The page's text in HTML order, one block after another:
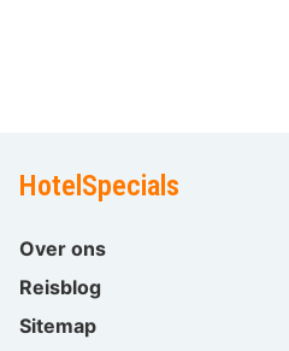
HotelSpecials
Over ons
Reisblog
Sitemap